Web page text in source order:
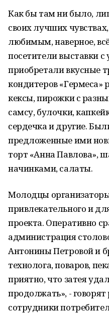
Как бы там ни было,
своих лучших
любимым, наверное,
посетители выставки с
приобретали вкусные
кондитеров «Гермеса»
кексы, пирожки с
самсу, булочки,
сердечка и другие.
предложенные ими
торт «Анна Павлова»,
начинками, салаты.
Молодцы
привлекательного и
проекта. Оперативно
администрация
Антонины Петровой и
технолога, поваров,
приятно, что затея
продолжать», - говорят
сотрудники